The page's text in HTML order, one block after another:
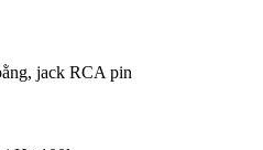
jack RCA pin